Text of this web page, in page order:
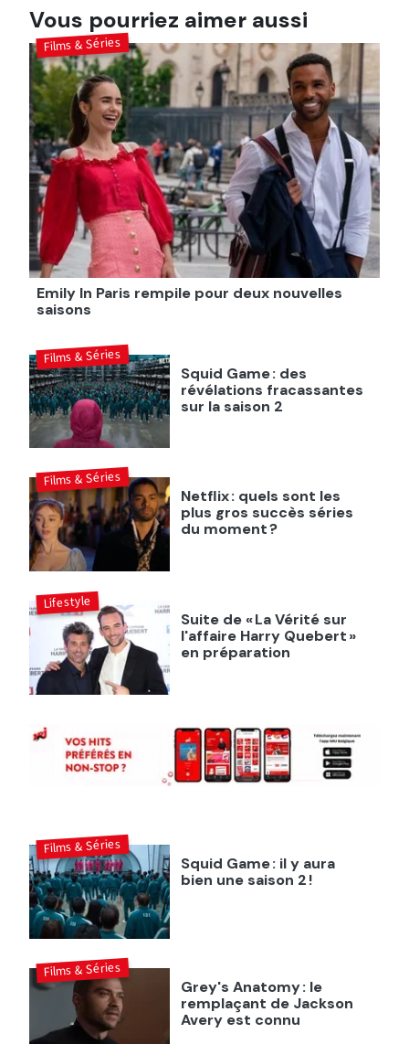
Vous pourriez aimer aussi
Emily In Paris rempile pour deux nouvelles
saisons
Films & Séries
Squid Game : des
révélations fracassantes
sur la saison 2
Films & Séries
Netflix : quels sont les
plus gros succès séries
du moment ?
Films & Séries
Suite de « La Vérité sur
l'affaire Harry Quebert »
en préparation
Lifestyle
Squid Game : il y aura
bien une saison 2 !
Films & Séries
Grey's Anatomy : le
remplaçant de Jackson
Avery est connu
Films & Séries